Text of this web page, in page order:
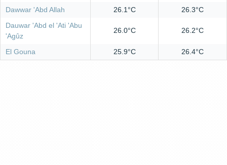
Dawwar 'Abd Allah 26.1°C
26.3°C
Dauwar 'Abd el 'Ati 'Abu
'Agûz
26.0°C 26.2°C
El Gouna 25.9°C 26.4°C